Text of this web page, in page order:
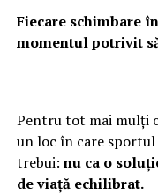
Fiecare schimbare
momentul potrivit
Pentru tot mai mulți
un loc în care sportul
trebui: nu ca o
de viață echilibrat.